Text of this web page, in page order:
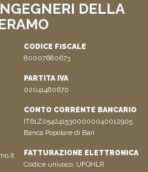
DELLA
CODICE FISCALE
80007680673
PARTITA IVA
02041480670
CONTO CORRENTE BANCARIO
IT61Z0542415300000040012905
Banca Popolare di Bari
FATTURAZIONE ELETTRONICA
Codice univoco: UFQHLR